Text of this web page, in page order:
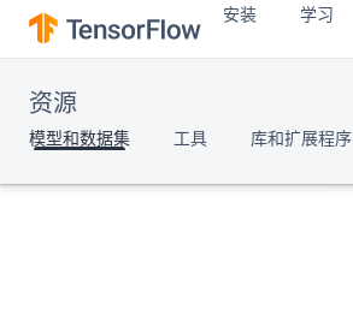
安装 学习
资源
模型和数据集 工具 库和扩展程序